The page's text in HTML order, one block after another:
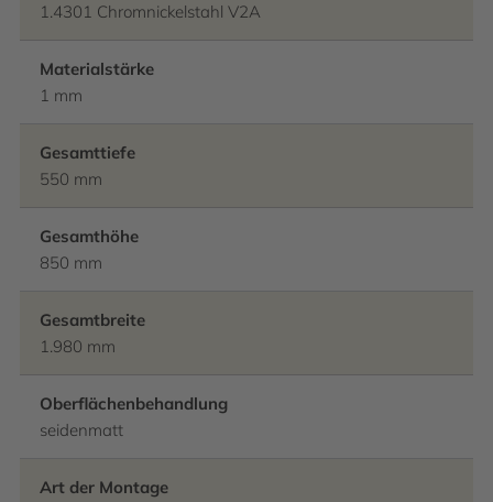
1.4301 Chromnickelstahl V2A
Materialstärke
1 mm
Gesamttiefe
550 mm
Gesamthöhe
850 mm
Gesamtbreite
1.980 mm
Oberflächenbehandlung
seidenmatt
Art der Montage